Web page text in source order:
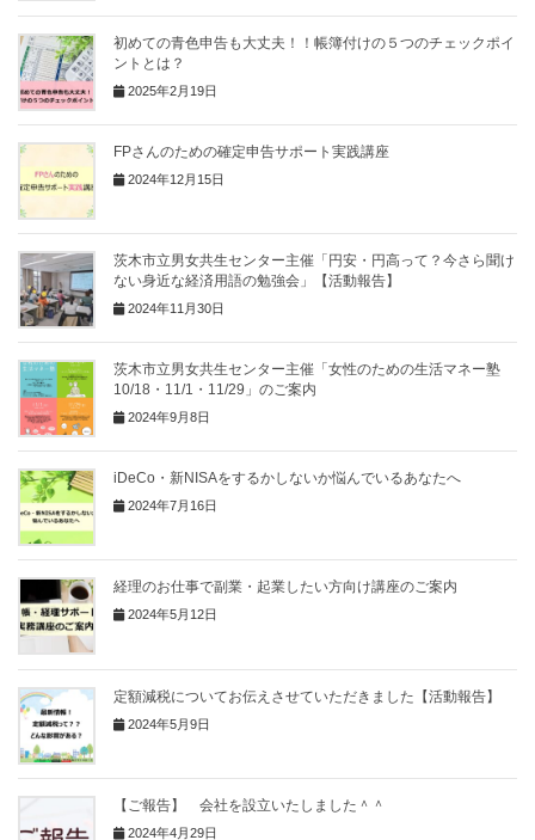
初めての青色申告も大丈夫！！帳簿付けの５つのチェックポイ
ントとは？
2025年2月19日
FPさんのための確定申告サポート実践講座
2024年12月15日
茨木市立男女共生センター主催「円安・円高って？今さら聞け
ない身近な経済用語の勉強会」【活動報告】
2024年11月30日
茨木市立男女共生センター主催「女性のための生活マネー塾
10/18・11/1・11/29」のご案内
2024年9月8日
iDeCo・新NISAをするかしないか悩んでいるあなたへ
2024年7月16日
経理のお仕事で副業・起業したい方向け講座のご案内
2024年5月12日
定額減税についてお伝えさせていただきました【活動報告】
2024年5月9日
【ご報告】 会社を設立いたしました＾＾
2024年4月29日